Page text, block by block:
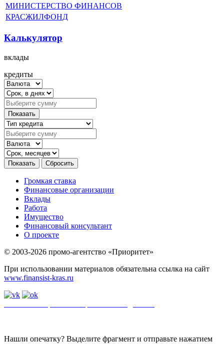
МИНИСТЕРСТВО ФИНАНСОВ
КРАСЖИЛФОНД
Калькулятор
вклады
кредиты
Громкая ставка
Финансовые организации
Вклады
Работа
Имущество
Финансовый консультант
О проекте
© 2003-2026 промо-агентство «Приоритет»
При использовании материалов обязательна ссылка на сайт
www.finansist-kras.ru
Нашли опечатку? Выделите фрагмент и отправьте нажатием